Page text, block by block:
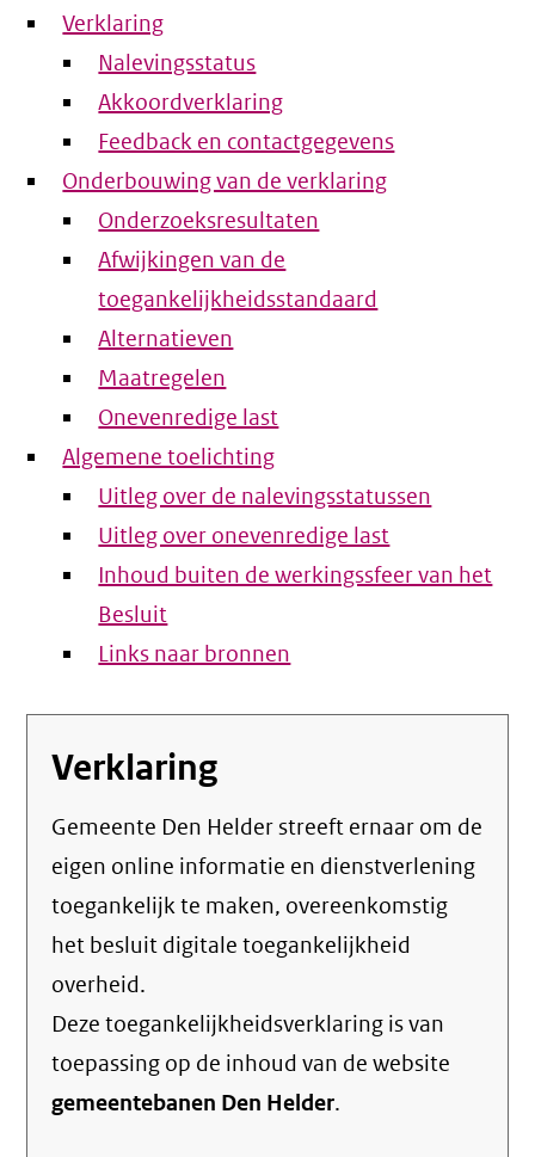
Verklaring
Nalevingsstatus
Akkoordverklaring
Feedback en contactgegevens
Onderbouwing van de verklaring
Onderzoeksresultaten
Afwijkingen van de
toegankelijkheidsstandaard
Alternatieven
Maatregelen
Onevenredige last
Algemene toelichting
Uitleg over de nalevingsstatussen
Uitleg over onevenredige last
Inhoud buiten de werkingssfeer van het
Besluit
Links naar bronnen
Verklaring
Gemeente Den Helder streeft ernaar om de
eigen online informatie en dienstverlening
toegankelijk te maken, overeenkomstig
het besluit digitale toegankelijkheid
overheid.
Deze toegankelijkheidsverklaring is van
toepassing op de inhoud van de website
gemeentebanen Den Helder.